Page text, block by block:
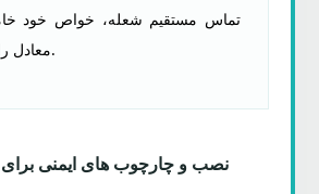
تماس مستقیم شعله، خواص خود
معادل را حفظ می کنند.
نصب و چارچوب های ایمنی